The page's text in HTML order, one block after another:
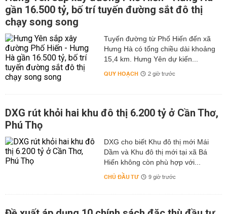
gần 16.500 tỷ, bố trí tuyến đường sắt đô thị
chạy song song
Tuyến đường từ Phố Hiến đến xã
Hưng Hà có tổng chiều dài khoảng
15,4 km. Hưng Yên dự kiến...
QUY HOẠCH 2 giờ trước
DXG rút khỏi hai khu đô thị 6.200 tỷ ở Cần Thơ,
Phú Thọ
DXG cho biết Khu đô thị mới Mái
Dầm và Khu đô thị mới tại xã Bá
Hiến không còn phù hợp với...
CHỦ ĐẦU TƯ 9 giờ trước